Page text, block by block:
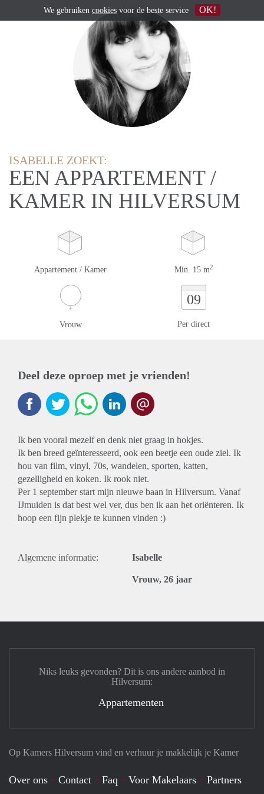
ISABELLE ZOEKT:
EEN APPARTEMENT /
KAMER IN HILVERSUM
Appartement / Kamer Min. 15 m2
Vrouw
09
Per direct
Deel deze oproep met je vrienden!
Ik ben vooral mezelf en denk niet graag in hokjes.
Ik ben breed geïnteresseerd, ook een beetje een oude ziel. Ik
hou van film, vinyl, 70s, wandelen, sporten, katten,
gezelligheid en koken. Ik rook niet.
Per 1 september start mijn nieuwe baan in Hilversum. Vanaf
IJmuiden is dat best wel ver, dus ben ik aan het oriënteren. Ik
hoop een fijn plekje te kunnen vinden :)
Algemene informatie: Isabelle
Vrouw, 26 jaar
Op Kamers Hilversum vind en verhuur je makkelijk je Kamer
Over ons Contact Faq Voor Makelaars Partners
Niks leuks gevonden? Dit is ons andere aanbod in
Hilversum:
Appartementen
We gebruiken cookies voor de beste service OK!